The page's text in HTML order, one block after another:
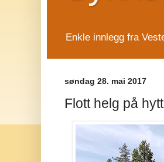
Enkle innlegg fra
søndag 28. mai 2017
Flott helg på